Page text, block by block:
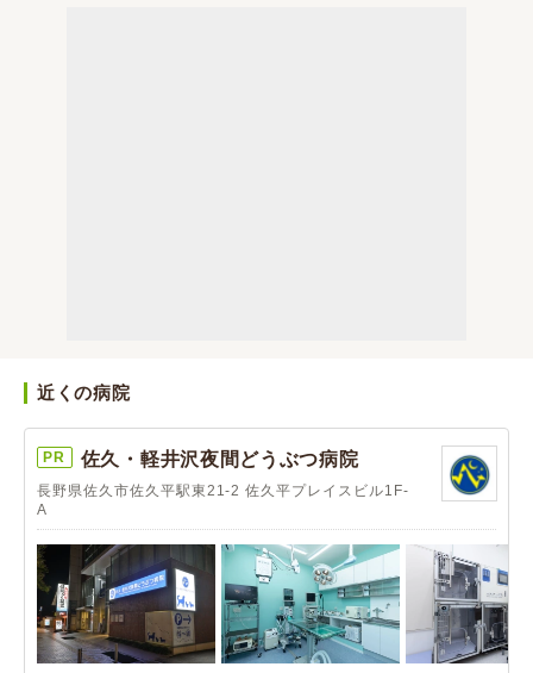
近くの病院
PR 佐久・軽井沢夜間どうぶつ病院
長野県佐久市佐久平駅東21-2 佐久平プレイスビル1F-
A